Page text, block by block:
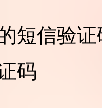
短信验证
码